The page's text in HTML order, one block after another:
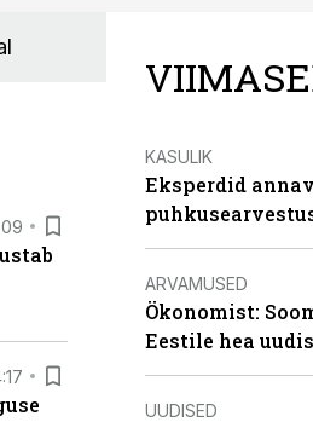
KASULIK
Eksperdid
ARVAMUSED
Ökonomist:
Eestile hea uudis
UUDISED